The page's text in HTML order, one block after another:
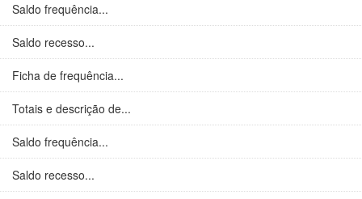
Saldo frequência...
Saldo recesso...
Ficha de frequência...
Totais e descrição de...
Saldo frequência...
Saldo recesso...